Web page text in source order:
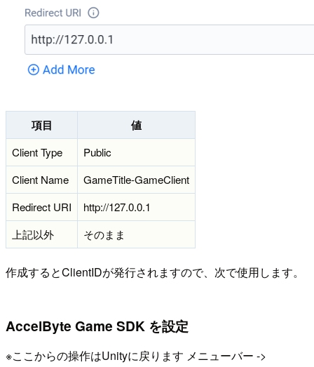
項目 値
Client Type
Public
Client Name
GameTitle-GameClient
Redirect URI
http://127.0.0.1
上記以外
そのまま
作成するとClientIDが発行されますので、次で使用します。
AccelByte Game SDK を設定
※ここからの操作はUnityに戻ります メニューバー ->